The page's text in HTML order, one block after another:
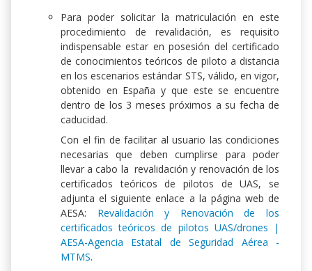
Para poder solicitar la matriculación en este
procedimiento de revalidación, es requisito
indispensable estar en posesión del certificado
de conocimientos teóricos de piloto a distancia
en los escenarios estándar STS, válido, en vigor,
obtenido en España y que este se encuentre
dentro de los 3 meses próximos a su fecha de
caducidad.
Con el fin de facilitar al usuario las condiciones
necesarias que deben cumplirse para poder
llevar a cabo la revalidación y renovación de los
certificados teóricos de pilotos de UAS, se
adjunta el siguiente enlace a la página web de
AESA: Revalidación y Renovación de los
certificados teóricos de pilotos UAS/drones |
AESA-Agencia Estatal de Seguridad Aérea -
MTMS.